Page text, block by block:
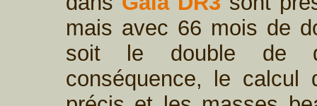
mais avec 66 mois de
soit le double de
conséquence, le calcul